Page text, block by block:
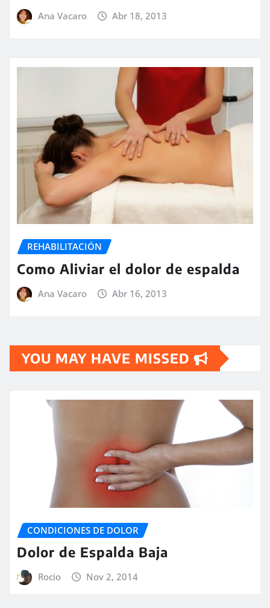
Ana Vacaro Abr 18, 2013
REHABILITACIÓN
Como Aliviar el dolor de espalda
Ana Vacaro Abr 16, 2013
YOU MAY HAVE MISSED
CONDICIONES DE DOLOR
Dolor de Espalda Baja
Rocio Nov 2, 2014